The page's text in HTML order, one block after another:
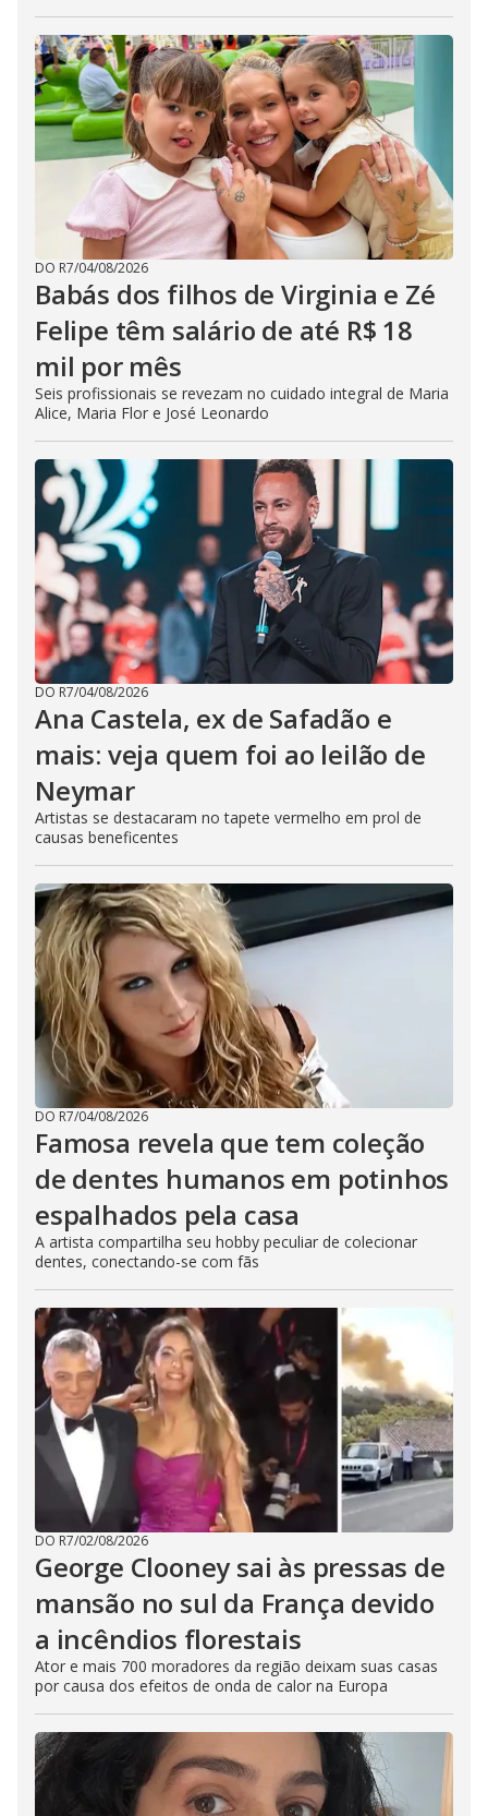
DO R7/04/08/2026
Babás dos filhos de Virginia e Zé
Felipe têm salário de até R$ 18
mil por mês
Seis profissionais se revezam no cuidado integral de Maria
Alice, Maria Flor e José Leonardo
DO R7/04/08/2026
Ana Castela, ex de Safadão e
mais: veja quem foi ao leilão de
Neymar
Artistas se destacaram no tapete vermelho em prol de
causas beneficentes
DO R7/04/08/2026
Famosa revela que tem coleção
de dentes humanos em potinhos
espalhados pela casa
A artista compartilha seu hobby peculiar de colecionar
dentes, conectando-se com fãs
DO R7/02/08/2026
George Clooney sai às pressas de
mansão no sul da França devido
a incêndios florestais
Ator e mais 700 moradores da região deixam suas casas
por causa dos efeitos de onda de calor na Europa